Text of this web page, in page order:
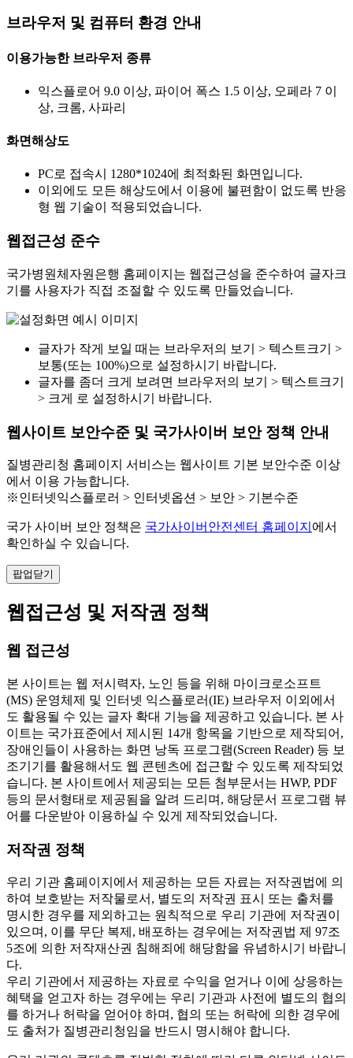
브라우저 및 컴퓨터 환경 안내
이용가능한 브라우저 종류
익스플로어 9.0 이상, 파이어 폭스 1.5 이상, 오페라 7 이
상, 크롬, 사파리
화면해상도
PC로 접속시 1280*1024에 최적화된 화면입니다.
이외에도 모든 해상도에서 이용에 불편함이 없도록 반응
형 웹 기술이 적용되었습니다.
웹접근성 준수
국가병원체자원은행 홈페이지는 웹접근성을 준수하여 글자크
기를 사용자가 직접 조절할 수 있도록 만들었습니다.
글자가 작게 보일 때는 브라우저의 보기 > 텍스트크기 >
보통(또는 100%)으로 설정하시기 바랍니다.
글자를 좀더 크게 보려면 브라우저의 보기 > 텍스트크기
> 크게 로 설정하시기 바랍니다.
웹사이트 보안수준 및 국가사이버 보안 정책 안내
질병관리청 홈페이지 서비스는 웹사이트 기본 보안수준 이상
에서 이용 가능합니다.
※인터넷익스플로러 > 인터넷옵션 > 보안 > 기본수준
국가 사이버 보안 정책은 국가사이버안전센터 홈페이지 에서
확인하실 수 있습니다.
팝업닫기
웹접근성 및 저작권 정책
웹 접근성
본 사이트는 웹 저시력자, 노인 등을 위해 마이크로소프트
(MS) 운영체제 및 인터넷 익스플로러(IE) 브라우저 이외에서
도 활용될 수 있는 글자 확대 기능을 제공하고 있습니다. 본 사
이트는 국가표준에서 제시된 14개 항목을 기반으로 제작되어,
장애인들이 사용하는 화면 낭독 프로그램(Screen Reader) 등 보
조기기를 활용해서도 웹 콘텐츠에 접근할 수 있도록 제작되었
습니다. 본 사이트에서 제공되는 모든 첨부문서는 HWP, PDF
등의 문서형태로 제공됨을 알려 드리며, 해당문서 프로그램 뷰
어를 다운받아 이용하실 수 있게 제작되었습니다.
저작권 정책
우리 기관 홈페이지에서 제공하는 모든 자료는 저작권법에 의
하여 보호받는 저작물로서, 별도의 저작권 표시 또는 출처를
명시한 경우를 제외하고는 원칙적으로 우리 기관에 저작권이
있으며, 이를 무단 복제, 배포하는 경우에는 저작권법 제 97조
5조에 의한 저작재산권 침해죄에 해당함을 유념하시기 바랍니
다.
우리 기관에서 제공하는 자료로 수익을 얻거나 이에 상응하는
혜택을 얻고자 하는 경우에는 우리 기관과 사전에 별도의 협의
를 하거나 허락을 얻어야 하며, 협의 또는 허락에 의한 경우에
도 출처가 질병관리청임을 반드시 명시해야 합니다.